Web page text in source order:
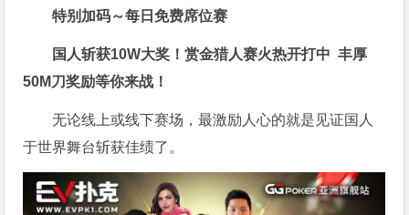
特别加码～每日免费席位赛
国人斩获10W大奖！赏金猎人赛火热开打中 丰厚
50M刀奖励等你来战！
无论线上或线下赛场，最激励人心的就是见证国人
于世界舞台斩获佳绩了。